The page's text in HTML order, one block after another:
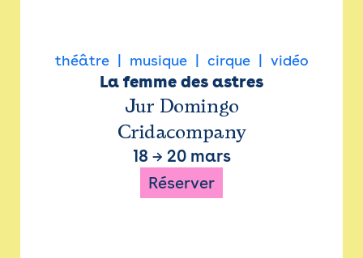
théâtre musique cirque vidéo
La femme des astres
Jur Domingo
Cridacompany
18 → 20 mars
Réserver